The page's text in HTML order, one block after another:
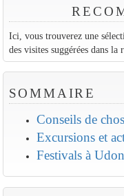
Ici, vous trouverez une
des visites suggérées dans la
SOMMAIRE
Conseils de
Excursions et
Festivals à